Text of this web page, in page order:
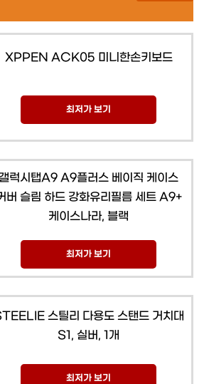
XPPEN ACK05 미니한손키보드
최저가 보기
갤럭시탭A9 A9플러스 베이직 케이스
버 슬림 하드 강화유리필름 세트 A9+
케이스나라, 블랙
최저가 보기
스틸리 다용도 스탠드 거치대
S1, 실버, 1개
최저가 보기